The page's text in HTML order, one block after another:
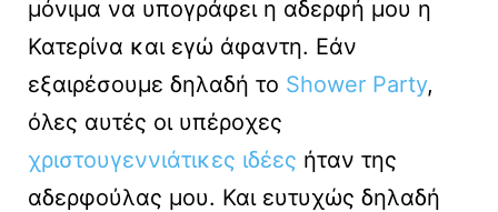
μόνιμα να υπογράφει η αδερφή μου η
Κατερίνα και εγώ άφαντη. Εάν
εξαιρέσουμε δηλαδή το Shower Party,
όλες αυτές οι υπέροχες
χριστουγεννιάτικες ιδέες ήταν της
αδερφούλας μου. Και ευτυχώς δηλαδή